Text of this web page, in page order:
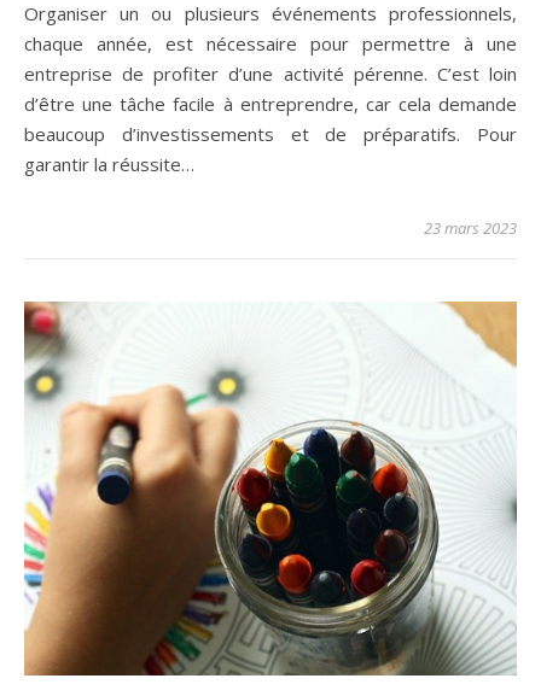
Organiser un ou plusieurs événements professionnels,
chaque année, est nécessaire pour permettre à une
entreprise de profiter d’une activité pérenne. C’est loin
d’être une tâche facile à entreprendre, car cela demande
beaucoup d’investissements et de préparatifs. Pour
garantir la réussite…
23 mars 2023